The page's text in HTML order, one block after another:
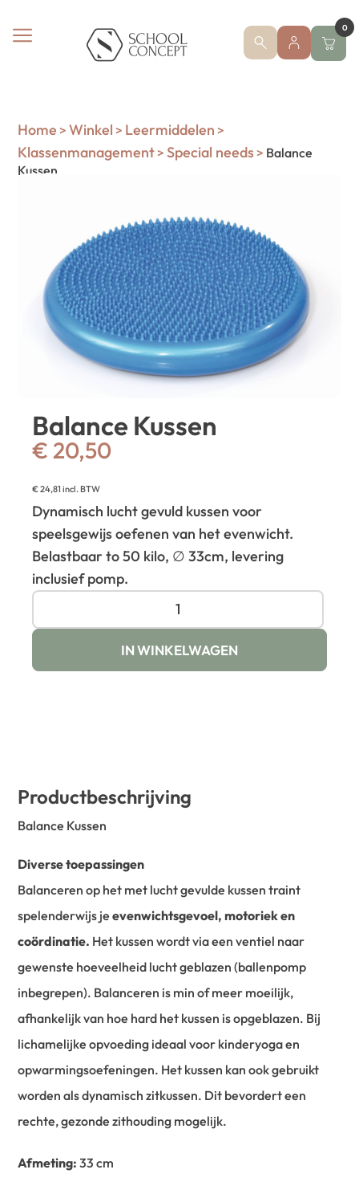
0
Home > Winkel > Leermiddelen >
Klassenmanagement> Special needs> Balance
Kussen
Balance Kussen
€ 20,50
€24,81 incl. BTW
Dynamisch lucht gevuld kussen voor
speelsgewijs oefenen van het evenwicht.
Belastbaar to 50 kilo, ∅ 33cm, levering
inclusief pomp.
IN WINKELWAGEN
Productbeschrijving
Balance Kussen
Diverse toepassingen
Balanceren op het met lucht gevulde kussen traint
spelenderwijs jeevenwichtsgevoel, motoriek en
coördinatie. Het kussen wordt via een ventiel naar
gewenste hoeveelheid lucht geblazen (ballenpomp
inbegrepen). Balanceren is min of meer moeilijk,
afhankelijk van hoe hard het kussen is opgeblazen. Bij
lichamelijke opvoeding ideaal voor kinderyoga en
opwarmingsoefeningen. Het kussen kan ook gebruikt
worden als dynamisch zitkussen. Dit bevordert een
rechte, gezonde zithouding mogelijk.
Afmeting: 33 cm